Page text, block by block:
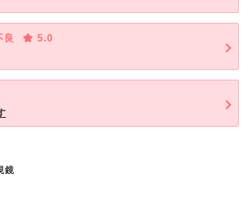
良
5.0
鏡